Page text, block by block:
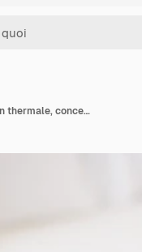
Une belle femme se détend et se fait masser dans la station thermale, concept de massage et de soins de beauté.